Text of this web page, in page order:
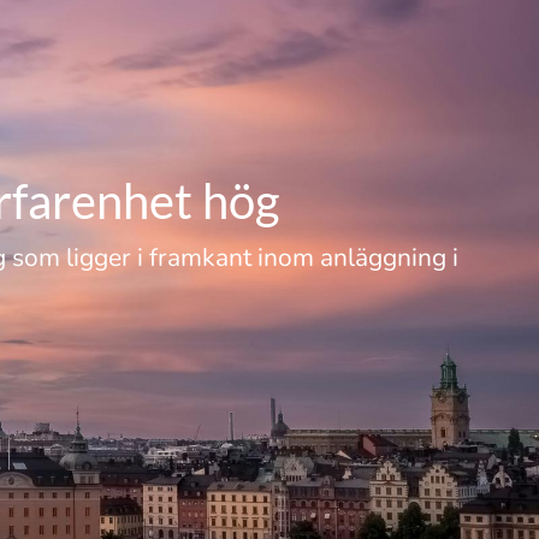
hög
ligger i framkant inom anläggning i